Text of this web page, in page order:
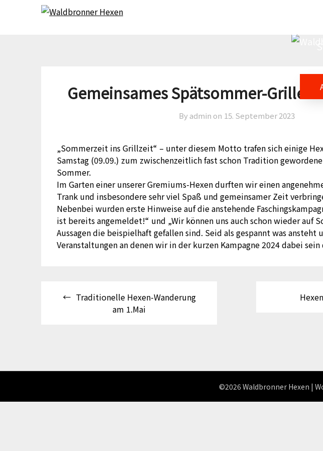
Gemeinsames Spätsommer-Grillen
By admin on 15. September 2023
„Sommerzeit ins Grillzeit“ – unter diesem Motto trafen sich einige
Samstag (09.09.) zum zwischenzeitlich fast schon Tradition
Sommer.
Im Garten einer unserer Gremiums-Hexen durften wir einen
Trank und insbesondere sehr viel Spaß und gemeinsamer Zeit
Nebenbei wurden erste Hinweise auf die anstehende
ist bereits angemeldet!“ und „Wir können uns auch schon wieder auf
Aussagen die beispielhaft gefallen sind. Seid als gespannt was ansteht
Veranstaltungen an denen wir in der kurzen Kampagne 2024 dabei sein
Beitragsnavigation
Traditionelle Hexen-Wanderung
am 1.Mai
©2026 Waldbronner Hexen |